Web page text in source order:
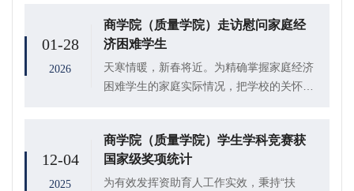
伴我行”主题画卷共创活动。
01-28
2026
商学院（质量学院）走访慰问家庭经
济困难学生
天寒情暖，新春将近。为精确掌握家庭经济
困难学生的家庭实际情况，把学校的关怀与
班主任老师，走访慰问临沂、潍坊市地区的
贫困生，为...
12-04
2025
商学院（质量学院）学生学科竞赛获
国家级奖项统计
为有效发挥资助育人工作实效，秉持“扶